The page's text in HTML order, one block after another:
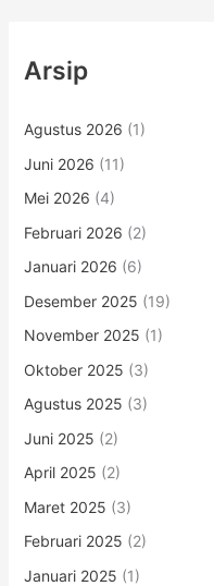
Arsip
Agustus 2026 (1)
Juni 2026 (11)
Mei 2026 (4)
Februari 2026 (2)
Januari 2026 (6)
Desember 2025 (19)
November 2025 (1)
Oktober 2025 (3)
Agustus 2025 (3)
Juni 2025 (2)
April 2025 (2)
Maret 2025 (3)
Februari 2025 (2)
Januari 2025 (1)